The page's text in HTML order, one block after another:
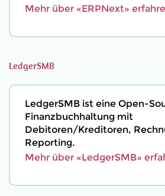
Mehr über «ERPNext»
LedgerSMB
LedgerSMB ist eine Open-
Finanzbuchhaltung mit
Debitoren/Kreditoren,
Reporting.
Mehr über «LedgerSMB»